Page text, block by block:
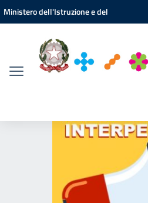
Vai ai contenuti
Vai al menu di navigazione
Vai al footer
Ministero dell'Istruzione e del